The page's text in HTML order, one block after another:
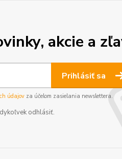
akcie a
Prihlásiť sa
údajovza účelom zasielania newslettera.
odhlásiť.